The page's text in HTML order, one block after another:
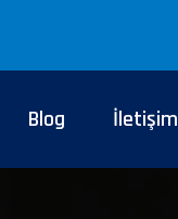
Blog İletişim